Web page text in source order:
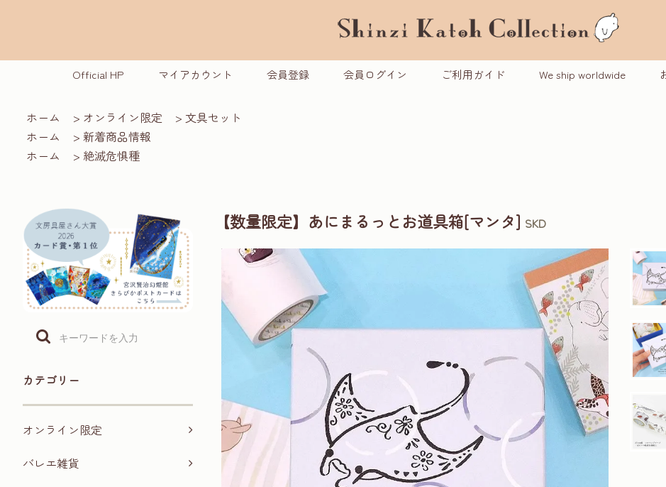
Official HP マイアカウント 会員登録 会員ログイン ご利用ガイド We ship worldwide
ホーム > オンライン限定 > 文具セット
ホーム
> 新着商品情報
ホーム
> 絶滅危惧種
カテゴリー
オンライン限定
バレエ雑貨
【数量限定】あにまるっとお道具箱[マンタ] SKD